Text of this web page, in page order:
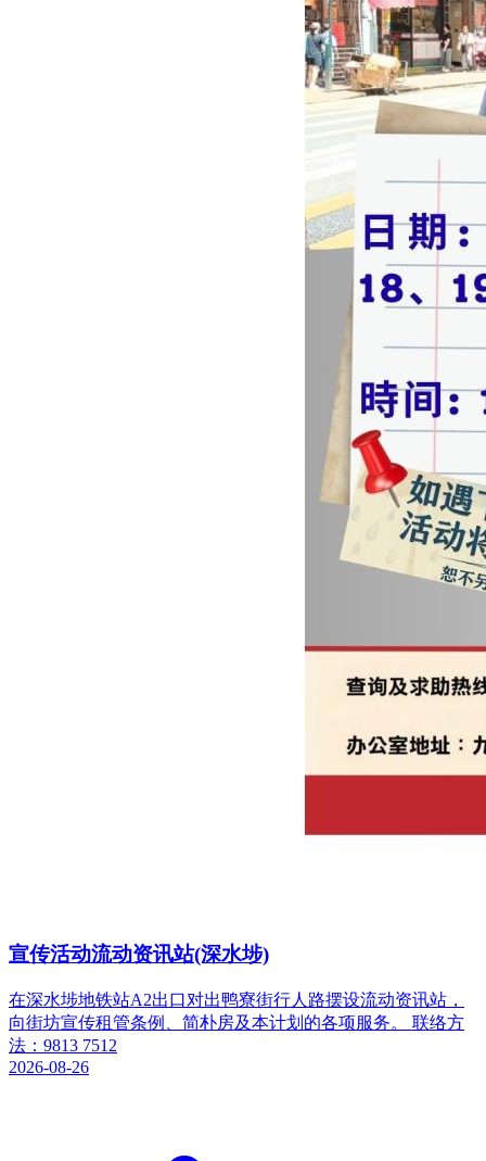
宣传活动流动资讯站(深水埗)
在深水埗地铁站A2出口对出鸭寮街行人路摆设流动资讯站，
向街坊宣传租管条例、简朴房及本计划的各项服务。 联络方
法：9813 7512
2026-08-26